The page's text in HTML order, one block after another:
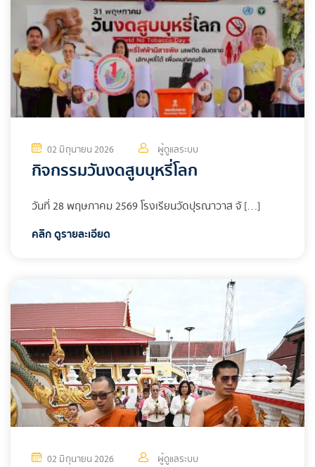
02 มิถุนายน 2026 ผู้ดูแลระบบ
กิจกรรมวันงดสูบบุหรี่โลก
วันที่ 28 พฤษภาคม 2569 โรงเรียนวัดปุรณาวาส จั […]
คลิก ดูรายละเอียด
02 มิถุนายน 2026 ผู้ดูแลระบบ